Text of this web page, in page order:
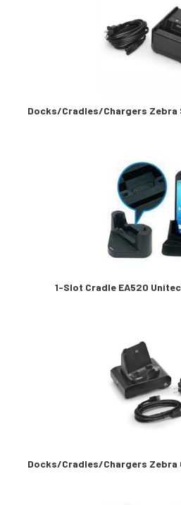
Docks/Cradles/Chargers Zebra
1-Slot Cradle EA520
Docks/Cradles/Chargers Zebra